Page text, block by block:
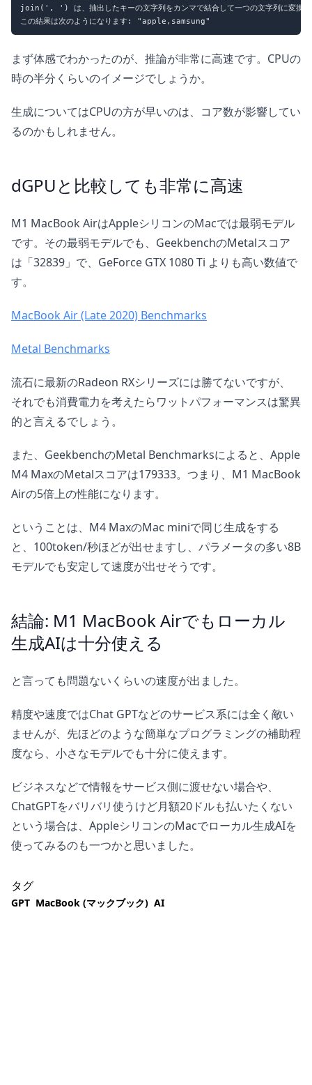
join(', ') は、抽出したキーの文字列をカンマで結合して一つの文字列に変換し
まず体感でわかったのが、推論が非常に高速です。CPUの
時の半分くらいのイメージでしょうか。
生成についてはCPUの方が早いのは、コア数が影響してい
るのかもしれません。
dGPUと比較しても非常に高速
M1 MacBook AirはAppleシリコンのMacでは最弱モデル
です。その最弱モデルでも、GeekbenchのMetalスコア
は「32839」で、GeForce GTX 1080 Ti よりも高い数値で
す。
MacBook Air (Late 2020) Benchmarks
Metal Benchmarks
流石に最新のRadeon RXシリーズには勝てないですが、
それでも消費電力を考えたらワットパフォーマンスは驚異
的と言えるでしょう。
また、GeekbenchのMetal Benchmarksによると、Apple
M4 MaxのMetalスコアは179333。つまり、M1 MacBook
Airの5倍上の性能になります。
ということは、M4 MaxのMac miniで同じ生成をする
と、100token/秒ほどが出せますし、パラメータの多い8B
モデルでも安定して速度が出せそうです。
結論: M1 MacBook Airでもローカル
生成AIは十分使える
と言っても問題ないくらいの速度が出ました。
精度や速度ではChat GPTなどのサービス系には全く敵い
ませんが、先ほどのような簡単なプログラミングの補助程
度なら、小さなモデルでも十分に使えます。
ビジネスなどで情報をサービス側に渡せない場合や、
ChatGPTをバリバリ使うけど月額20ドルも払いたくない
という場合は、AppleシリコンのMacでローカル生成AIを
使ってみるのも一つかと思いました。
タグ
GPT MacBook (マックブック) AI